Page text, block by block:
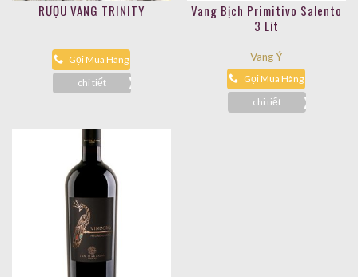
RƯỢU VANG TRINITY
Gọi Mua Hàng
chi tiết
Vang Bịch Primitivo Salento
3 Lít
Vang Ý
Gọi Mua Hàng
chi tiết